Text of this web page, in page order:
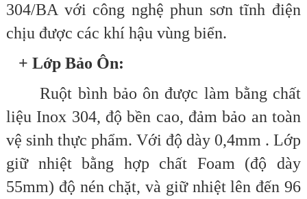
304/BA với công nghệ phun sơn tĩnh điện
chịu được các khí hậu vùng biển.
+ Lớp Bảo Ôn:
Ruột bình bảo ôn được làm bằng chất
liệu Inox 304, độ bền cao, đảm bảo an toàn
vệ sinh thực phẩm. Với độ dày 0,4mm . Lớp
giữ nhiệt bằng hợp chất Foam (độ dày
55mm) độ nén chặt, và giữ nhiệt lên đến 96